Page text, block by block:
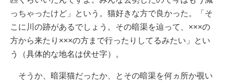
っちゃったけど」という。猫好きな方で良かった。「そ
こに川の跡があるでしょう。その暗渠を辿って、×××の
方から来たり×××の方まで行ったりしてるみたい」とい
う（具体的な地名は伏せ字）。
そうか、暗渠猫だったか、とその暗渠を何ヵ所か覗い